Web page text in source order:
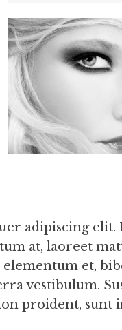
adipiscing elit.
at, laoreet
et,
vestibulum.
proident, sunt